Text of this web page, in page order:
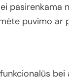
pasirenkama
puvimo ar
funkcionalūs bei